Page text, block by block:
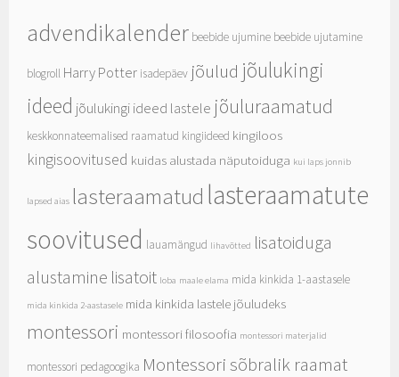
advendikalender beebide ujumine beebide ujutamine
blogroll Harry Potter isadepäev jõulud jõulukingi
ideed jõulukingi ideed lastele jõuluraamatud
keskkonnateemalised raamatud kingiideed kingiloos
kingisoovitused kuidas alustada näputoiduga kui laps jonnib
lapsed aias lasteraamatud lasteraamatute
soovitused lauamängud lihavõtted lisatoiduga
alustamine lisatoit loba maale elama mida kinkida 1-aastasele
mida kinkida 2-aastasele mida kinkida lastele jõuludeks
montessori montessori filosoofia montessori materjalid
montessori pedagoogika Montessori sõbralik raamat